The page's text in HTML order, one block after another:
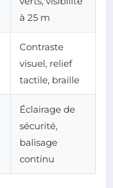
à 25 m
Contraste
visuel, relief
tactile, braille
Éclairage de
sécurité,
balisage
continu